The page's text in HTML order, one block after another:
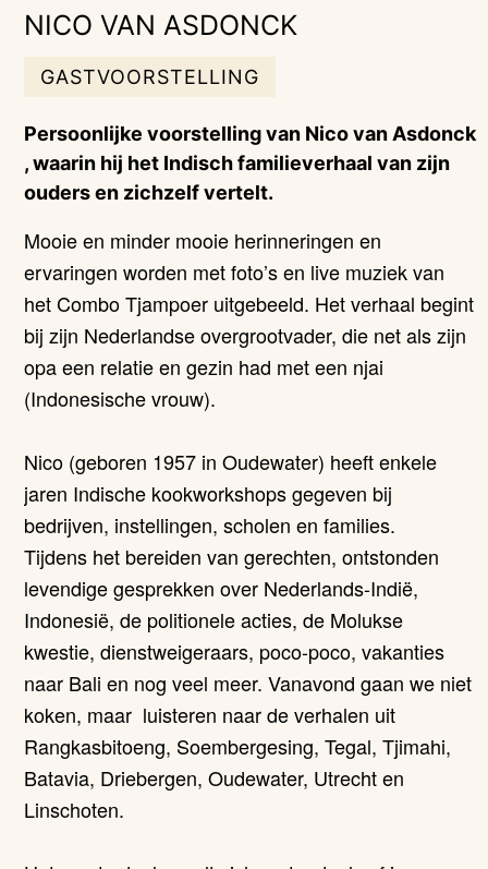
NICO VAN ASDONCK
GASTVOORSTELLING
Persoonlijke voorstelling van Nico van Asdonck
, waarin hij het Indisch familieverhaal van zijn
ouders en zichzelf vertelt.
Mooie en minder mooie herinneringen en
ervaringen worden met foto’s en live muziek van
het Combo Tjampoer uitgebeeld. Het verhaal begint
bij zijn Nederlandse overgrootvader, die net als zijn
opa een relatie en gezin had met een njai
(Indonesische vrouw).
Nico (geboren 1957 in Oudewater) heeft enkele
jaren Indische kookworkshops gegeven bij
bedrijven, instellingen, scholen en families.
Tijdens het bereiden van gerechten, ontstonden
levendige gesprekken over Nederlands-Indië,
Indonesië, de politionele acties, de Molukse
kwestie, dienstweigeraars, poco-poco, vakanties
naar Bali en nog veel meer. Vanavond gaan we niet
koken, maar luisteren naar de verhalen uit
Rangkasbitoeng, Soembergesing, Tegal, Tjimahi,
Batavia, Driebergen, Oudewater, Utrecht en
Linschoten.